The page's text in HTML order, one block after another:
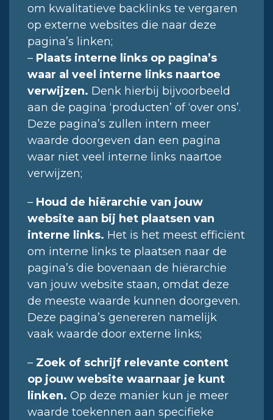
om kwalitatieve backlinks te vergaren
op externe websites die naar deze
pagina’s linken;
– Plaats interne links op pagina’s
waar al veel interne links naartoe
verwijzen. Denk hierbij bijvoorbeeld
aan de pagina ‘producten’ of ‘over ons’.
Deze pagina’s zullen intern meer
waarde doorgeven dan een pagina
waar niet veel interne links naartoe
verwijzen;
– Houd de hiërarchie van jouw
website aan bij het plaatsen van
interne links. Het is het meest efficiënt
om interne links te plaatsen naar de
pagina’s die bovenaan de hiërarchie
van jouw website staan, omdat deze
de meeste waarde kunnen doorgeven.
Deze pagina’s genereren namelijk
vaak waarde door externe links;
– Zoek of schrijf relevante content
op jouw website waarnaar je kunt
linken. Op deze manier kun je meer
waarde toekennen aan specifieke